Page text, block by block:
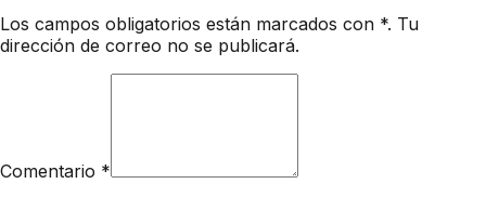
Los campos obligatorios están marcados con *. Tu
dirección de correo no se publicará.
Comentario *